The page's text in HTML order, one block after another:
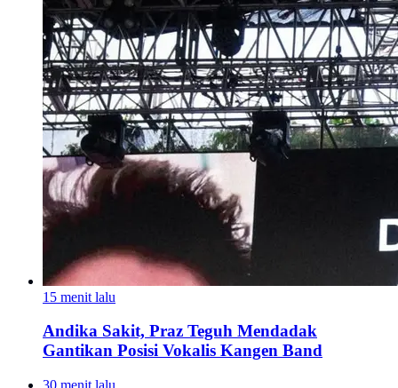
15 menit lalu
Andika Sakit, Praz Teguh Mendadak
Gantikan Posisi Vokalis Kangen Band
30 menit lalu